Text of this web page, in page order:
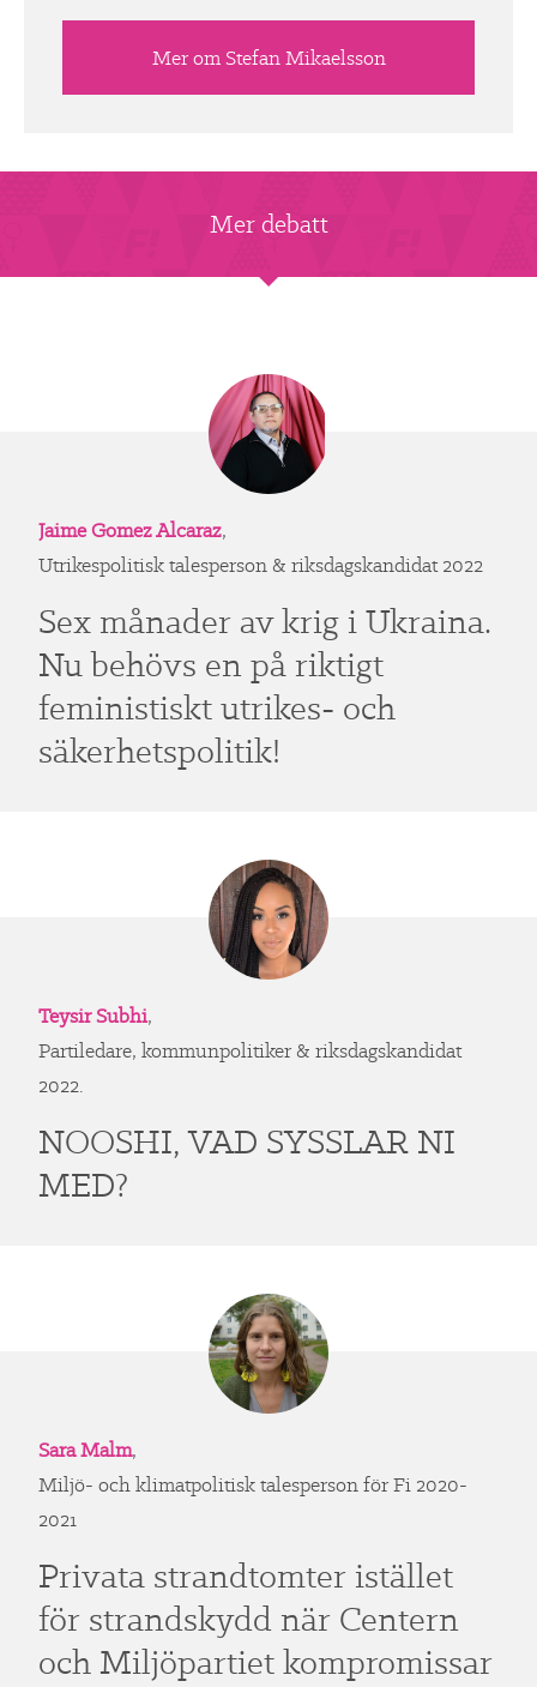
Mer om Stefan Mikaelsson
Mer debatt
Jaime Gomez Alcaraz,
Utrikespolitisk talesperson & riksdagskandidat 2022
Sex månader av krig i Ukraina.
Nu behövs en på riktigt
feministiskt utrikes- och
säkerhetspolitik!
Teysir Subhi,
Partiledare, kommunpolitiker & riksdagskandidat
2022.
NOOSHI, VAD SYSSLAR NI
MED?
Sara Malm,
Miljö- och klimatpolitisk talesperson för Fi 2020-
2021
Privata strandtomter istället
för strandskydd när Centern
och Miljöpartiet kompromissar